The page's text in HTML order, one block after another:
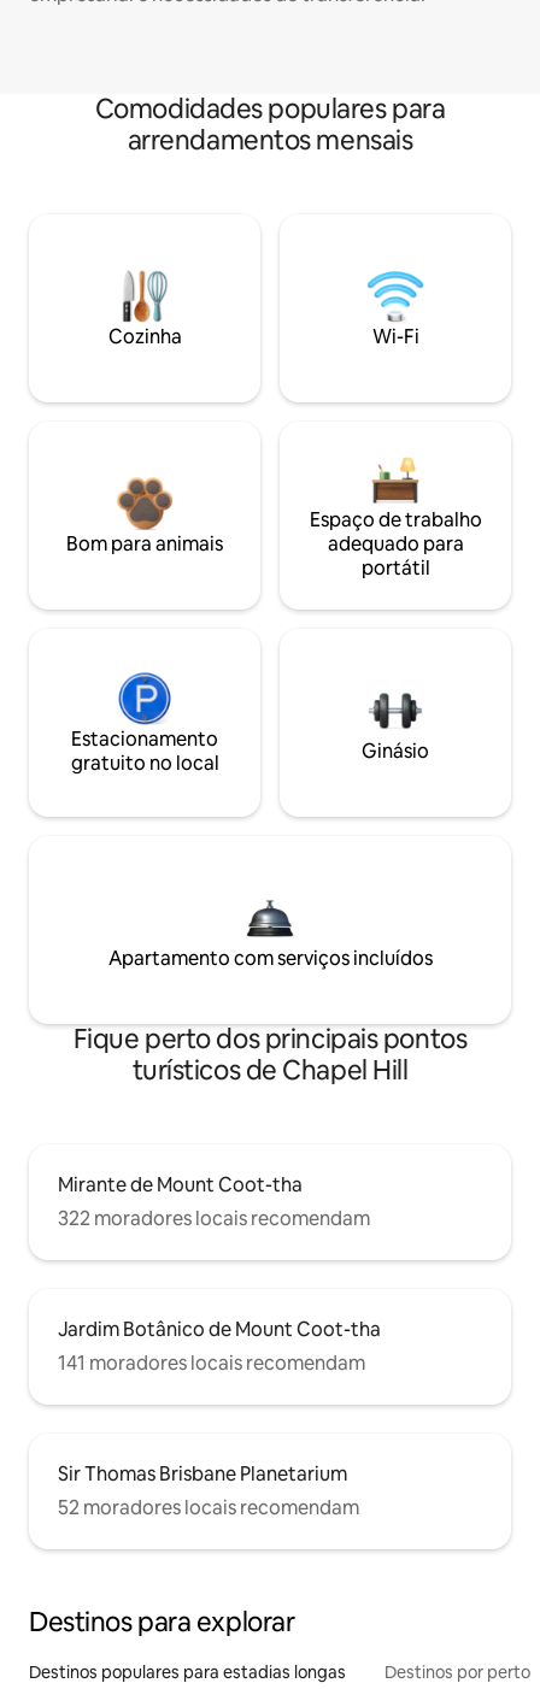
Comodidades populares para
arrendamentos mensais
Cozinha Wi-Fi
Bom para animais
Espaço de trabalho
adequado para
portátil
Estacionamento
gratuito no local
Ginásio
Apartamento com serviços incluídos
Fique perto dos principais pontos
turísticos de Chapel Hill
Mirante de Mount Coot-tha
322 moradores locais recomendam
Jardim Botânico de Mount Coot-tha
141 moradores locais recomendam
Sir Thomas Brisbane Planetarium
52 moradores locais recomendam
Destinos para explorar
Destinos populares para estadias longas Destinos por perto